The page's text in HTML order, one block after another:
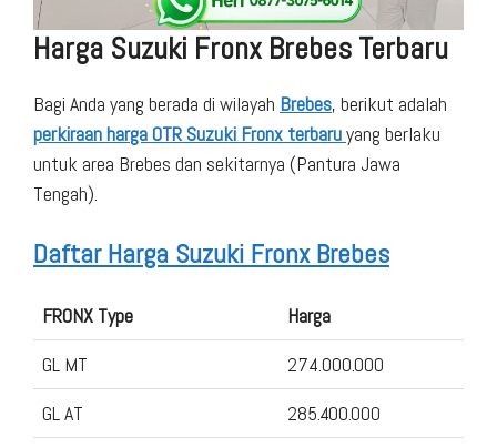
Harga Suzuki Fronx Brebes Terbaru
Bagi Anda yang berada di wilayah Brebes, berikut adalah
perkiraan harga OTR Suzuki Fronx terbaruyang berlaku
untuk area Brebes dan sekitarnya (Pantura Jawa
Tengah).
Daftar Harga Suzuki Fronx Brebes
FRONX Type
Harga
GL MT
274.000.000
GL AT
285.400.000